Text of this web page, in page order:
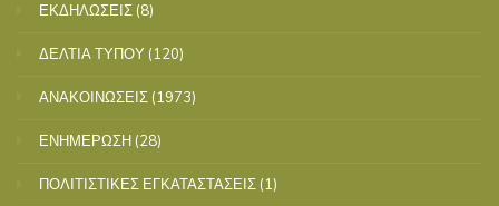
ΕΚΔΗΛΩΣΕΙΣ (8)
ΔΕΛΤΙΑ ΤΥΠΟΥ (120)
ΑΝΑΚΟΙΝΩΣΕΙΣ (1973)
ΕΝΗΜΕΡΩΣΗ (28)
ΠΟΛΙΤΙΣΤΙΚΕΣ ΕΓΚΑΤΑΣΤΑΣΕΙΣ (1)